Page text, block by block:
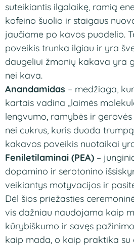
suteikiantis ilgalaikę, ramią
kofeino šuolio ir staigaus
jaučiame po kavos puodelio.
poveikis trunka ilgiau ir yra
daugeliui žmonių kakava yra
nei kava.
Anandamidas – medžiaga,
kartais vadina „laimės
lengvumo, ramybės ir gerovės
nei cukrus, kuris duoda trumpą
kakavos poveikis nuotaikai
Feniletilaminai (PEA) –
dopamino ir serotonino
veikiantys motyvacijos ir
Dėl šios priežasties
vis dažniau naudojama kaip
kūrybiškumo ir savęs
kaip mada, o kaip praktika su